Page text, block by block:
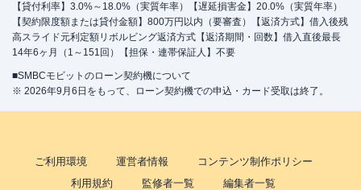
【貸付利率】3.0%～18.0%（実質年率）【遅延損害金】20.0%（実質年率）
【契約限度額または貸付金額】800万円以内（要審査）【返済方式】借入後残
高スライド元利定額リボルビング返済方式【返済期間・回数】借入直後最長
14年6ヶ月（1～151回）【担保・連帯保証人】不要
■SMBCモビットのローン契約機について
※ 2026年9月6日をもって、ローン契約機での申込・カード受取は終了。
ご利用環境 運営者情報
コンテンツ制作ポリシー
利用規約
監修者一覧
編集者一覧